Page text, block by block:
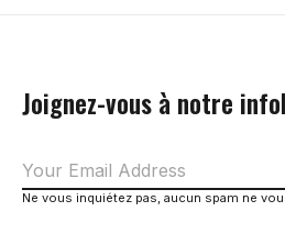
Joignez-vous à notre
Ne vous inquiétez pas, aucun spam ne